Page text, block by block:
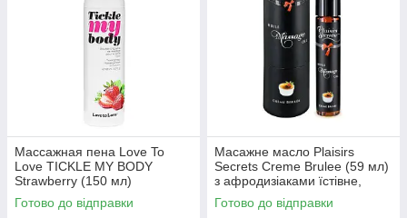
Массажная пена Love To
Love TICKLE MY BODY
Strawberry (150 мл)
увлажняющая
777Store.com.ua
Готово до відправки
Масажне масло Plaisirs
Secrets Creme Brulee (59 мл)
з афродизіаками їстівне,
подарункова упаковка
777Store.com.ua
Готово до відправки